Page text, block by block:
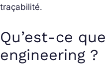
traçabilité.
Qu’est-ce
engineering ?